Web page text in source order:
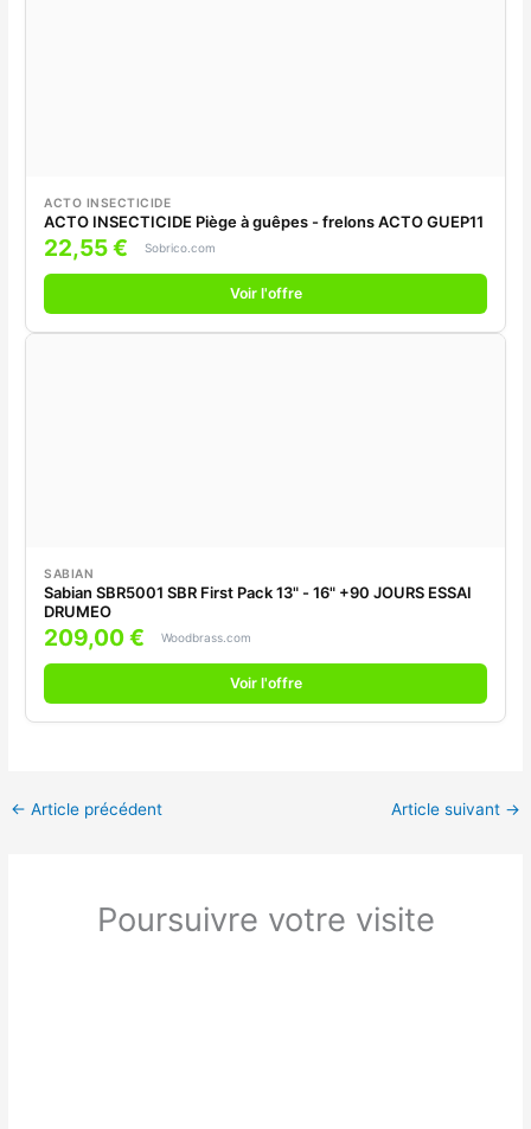
ACTO INSECTICIDE
ACTO INSECTICIDE Piège à guêpes - frelons ACTO GUEP11
22,55 € Sobrico.com
Voir l'offre
SABIAN
Sabian SBR5001 SBR First Pack 13" - 16" +90 JOURS ESSAI
DRUMEO
209,00 € Woodbrass.com
Voir l'offre
← Article précédent Article suivant →
Poursuivre votre visite